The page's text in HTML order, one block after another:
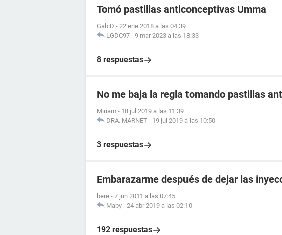
Tomó pastillas anticonceptivas Umma
GabiD - 22 ene 2018 a las 04:39
LGDC97 - 9 mar 2023 a las 18:33
8 respuestas
No me baja la regla tomando pastillas
Miriam - 18 jul 2019 a las 11:39
DRA. MARNET - 19 jul 2019 a las 10:50
3 respuestas
Embarazarme después de dejar las
bere - 7 jun 2011 a las 07:45
Maby - 24 abr 2019 a las 02:10
192 respuestas